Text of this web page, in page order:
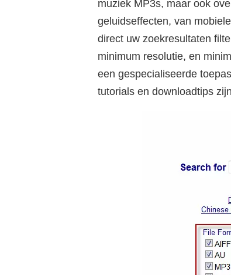
muziek MP3s, maar ook
geluidseffecten, van
direct uw zoekresultaten
minimum resolutie, en
een gespecialiseerde
tutorials en downloadtips